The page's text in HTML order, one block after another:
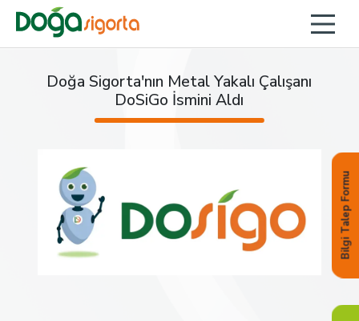
Doğa Sigorta'nın Metal Yakalı Çalışanı
DoSiGo İsmini Aldı
Bilgi Talep Formu